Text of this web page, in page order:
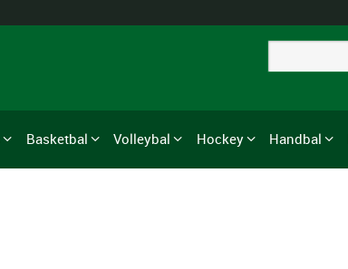
Basketbal Volleybal Hockey Handbal